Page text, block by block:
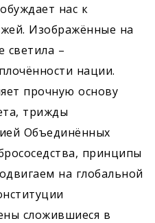
нас к
Изображённые на
светила –
нации.
прочную основу
трижды
Объединённых
принципы
на глобальной
сложившиеся в